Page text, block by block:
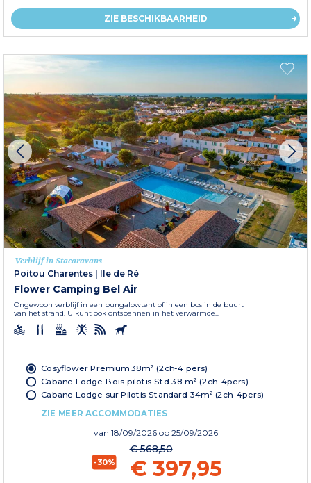
ZIE BESCHIKBAARHEID
Verblijf in Stacaravans
Poitou Charentes
Ile de Ré
Flower Camping Bel Air
Ongewoon verblijf in een bungalowtent of in een bos in de buurt
van het strand. U kunt ook ontspannen in het verwarmde...
Cosyflower Premium 38m² (2ch-4 pers)
Cabane Lodge Bois pilotis Std 38 m² (2ch-4pers)
Cabane Lodge sur Pilotis Standard 34m² (2ch-4pers)
ZIE MEER ACCOMMODATIES
van 18/09/2026 op 25/09/2026
-30%
€ 568,50
€ 397,95